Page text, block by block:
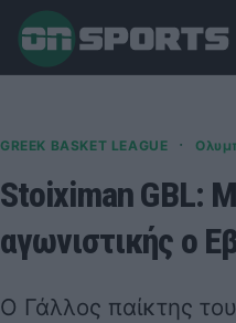
GREEK BASKET LEAGUE ·
Stoiximan GBL:
αγωνιστικής ο
Ο Γάλλος παίκτης